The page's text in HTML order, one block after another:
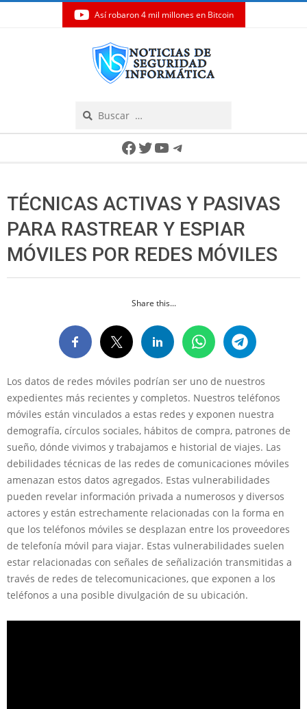
Así robaron 4 mil millones en Bitcoin
Facebook
Twitter
YouTube
Telegram
TÉCNICAS ACTIVAS Y PASIVAS
PARA RASTREAR Y ESPIAR
MÓVILES POR REDES MÓVILES
Share this...
Los datos de redes móviles podrían ser uno de nuestros
expedientes más recientes y completos. Nuestros teléfonos
móviles están vinculados a estas redes y exponen nuestra
demografía, círculos sociales, hábitos de compra, patrones de
sueño, dónde vivimos y trabajamos e historial de viajes. Las
debilidades técnicas de las redes de comunicaciones móviles
amenazan estos datos agregados. Estas vulnerabilidades
pueden revelar información privada a numerosos y diversos
actores y están estrechamente relacionadas con la forma en
que los teléfonos móviles se desplazan entre los proveedores
de telefonía móvil para viajar. Estas vulnerabilidades suelen
estar relacionadas con señales de señalización transmitidas a
través de redes de telecomunicaciones, que exponen a los
teléfonos a una posible divulgación de su ubicación.